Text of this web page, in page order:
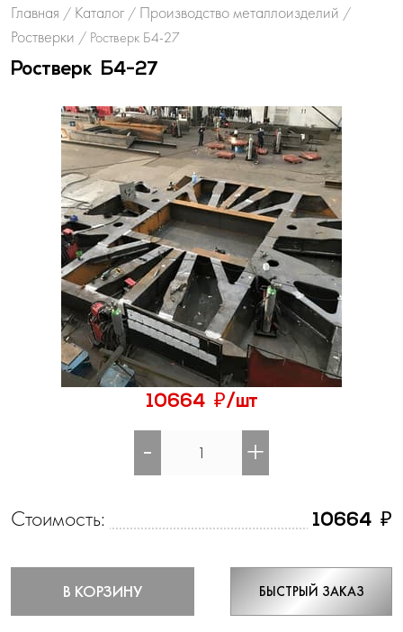
Главная / Каталог / Производство металлоизделий /
Ростверки / Ростверк Б4-27
Ростверк Б4-27
10664 ₽/шт
- +
Стоимость: 10664 ₽
В КОРЗИНУ БЫСТРЫЙ ЗАКАЗ